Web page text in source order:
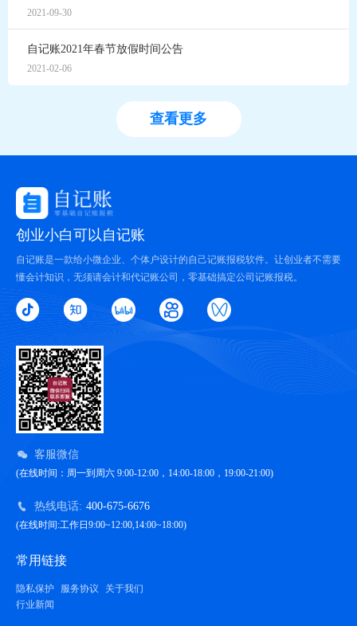
2021-09-30
自记账2021年春节放假时间公告
2021-02-06
查看更多
创业小白可以自记账
自记账是一款给小微企业、个体户设计的自己记账报税软件。让创业者不需要
懂会计知识，无须请会计和代记账公司，零基础搞定公司记账报税。
客服微信
(在线时间：周一到周六 9:00-12:00，14:00-18:00，19:00-21:00)
热线电话: 400-675-6676
(在线时间:工作日9:00~12:00,14:00~18:00)
常用链接
隐私保护 服务协议
关于我们
行业新闻